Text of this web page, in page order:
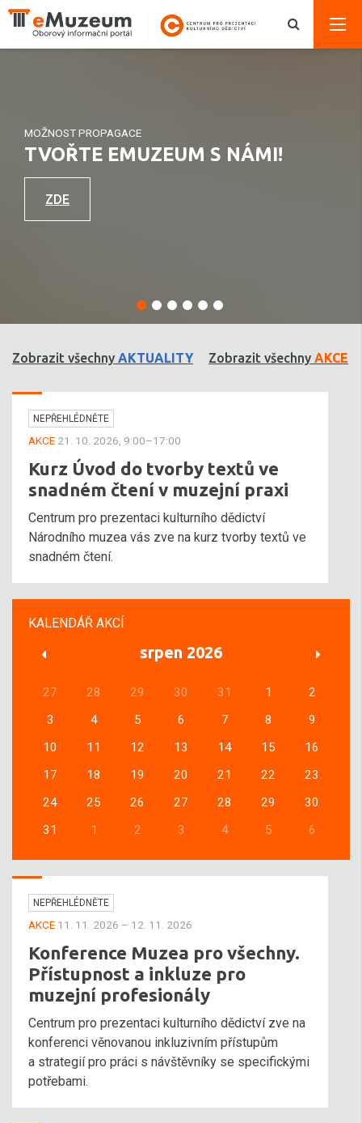
MOŽNOST PROPAGACE
TVOŘTE EMUZEUM S NÁMI!
ZDE
Zobrazit všechny AKTUALITY Zobrazit všechny AKCE
NEPŘEHLÉDNĚTE
AKCE 21. 10. 2026, 9:00–17:00
Kurz Úvod do tvorby textů ve
snadném čtení v muzejní praxi
Centrum pro prezentaci kulturního dědictví
Národního muzea vás zve na kurz tvorby textů ve
snadném čtení.
NEPŘEHLÉDNĚTE
AKCE 11. 11. 2026 – 12. 11. 2026
Konference Muzea pro všechny.
Přístupnost a inkluze pro
muzejní profesionály
Centrum pro prezentaci kulturního dědictví zve na
konferenci věnovanou inkluzivním přístupům
a strategií pro práci s návštěvníky se specifickými
potřebami.
KALENDÁŘ AKCÍ
srpen 2026
27 28 29 30 31 1
2
3
4 5 6 7 8
9
10
11 12 13 14 15
16
17
18 19 20 21 22
23
24
25 26 27 28 29
30
31
1 2 3 4 5 6